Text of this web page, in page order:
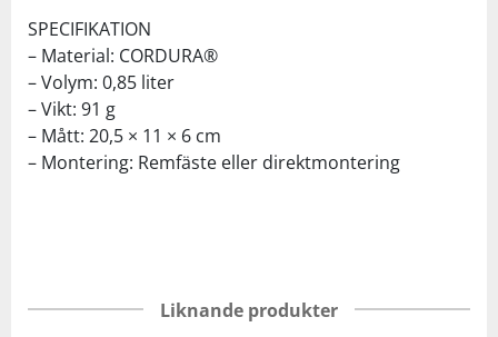
SPECIFIKATION
– Material: CORDURA®
– Volym: 0,85 liter
– Vikt: 91 g
– Mått: 20,5 × 11 × 6 cm
– Montering: Remfäste eller direktmontering
Liknande produkter